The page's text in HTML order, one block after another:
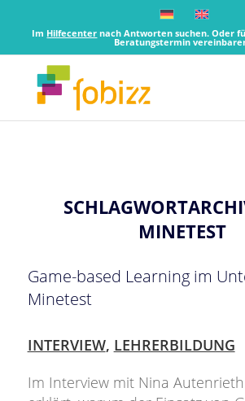
Im Hilfecenter nach Antworten suchen. Oder
Beratungstermin
MINETEST
Game-based Learning im
Minetest
INTERVIEW, LEHRERBILDUNG
Im Interview mit Nina